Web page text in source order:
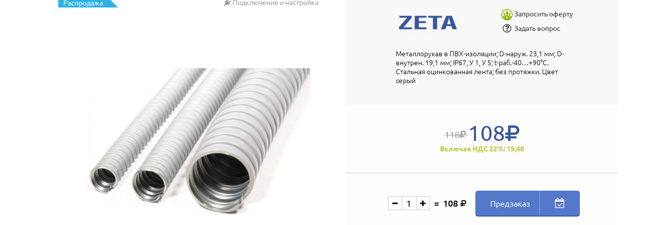
Распродажа
Подключение и настройка
Запросить оферту
Задать вопрос
Металлорукав в ПВХ-изоляции; D-наруж. 23,1 мм; D-
внутрен. 19,1 мм; IP67, У 1, У 5; t-раб.-40…+90°С.
Стальная оцинкованная лента; без протяжки. Цвет
серый
118 108
Включая НДС 22%: 19,48
108 Предзаказ